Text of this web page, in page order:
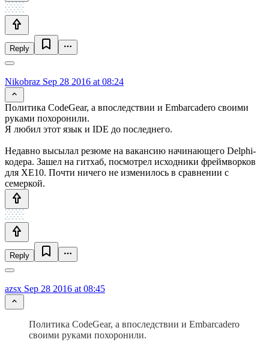
Reply
Nikobraz Sep 28 2016 at 08:24
Политика CodeGear, а впоследствии и Embarcadero своими
руками похоронили.
Я любил этот язык и IDE до последнего.
Недавно высылал резюме на вакансию начинающего Delphi-
кодера. Зашел на гитхаб, посмотрел исходники фреймворков
для XE10. Почти ничего не изменилось в сравнении с
семеркой.
Reply
azsx Sep 28 2016 at 08:45
Политика CodeGear, а впоследствии и Embarcadero
своими руками похоронили.